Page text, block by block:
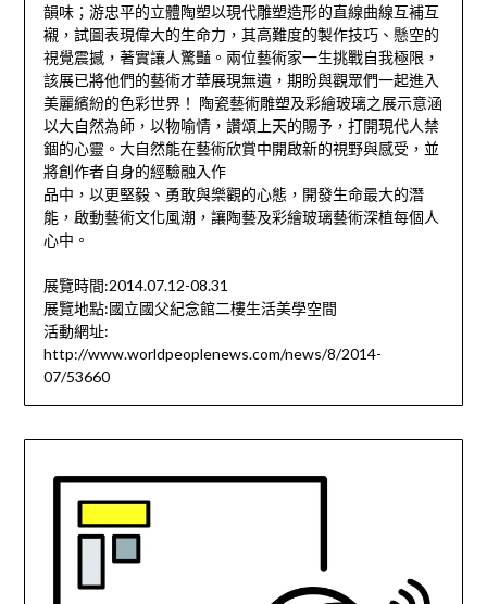
韻味；游忠平的立體陶塑以現代雕塑造形的直線曲線互補互
襯，試圖表現偉大的生命力，其高難度的製作技巧、懸空的
視覺震撼，著實讓人驚豔。兩位藝術家一生挑戰自我極限，
該展已將他們的藝術才華展現無遺，期盼與觀眾們一起進入
美麗繽紛的色彩世界！ 陶瓷藝術雕塑及彩繪玻璃之展示意涵
以大自然為師，以物喻情，讚頌上天的賜予，打開現代人禁
錮的心靈。大自然能在藝術欣賞中開啟新的視野與感受，並
將創作者自身的經驗融入作
品中，以更堅毅、勇敢與樂觀的心態，開發生命最大的潛
能，啟動藝術文化風潮，讓陶藝及彩繪玻璃藝術深植每個人
心中。
展覽時間:2014.07.12-08.31
展覽地點:國立國父紀念館二樓生活美學空間
活動網址:
http://www.worldpeoplenews.com/news/8/2014-
07/53660